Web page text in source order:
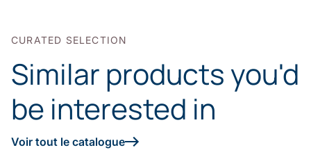
CURATED SELECTION
Similar products you'd
be interested in
Voir tout le catalogue